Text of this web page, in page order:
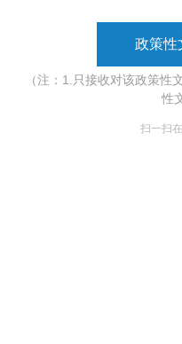
政策性
（注：1.只接收对该政策性
性
扫一扫